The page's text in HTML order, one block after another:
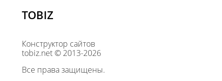
TOBIZ
Конструктор сайтов
tobiz.net © 2013-2026
Все права защищены.